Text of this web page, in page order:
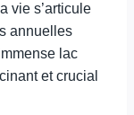
vie s’articule
annuelles
lac
et crucial